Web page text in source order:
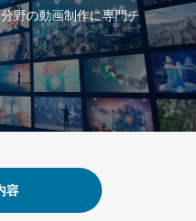
野の動画制作に専門チ
容